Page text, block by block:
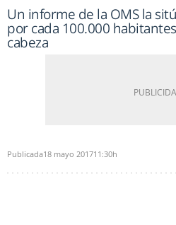
Un informe de la OMS la
por cada 100.000
cabeza
Publicada18 mayo 201711:30h